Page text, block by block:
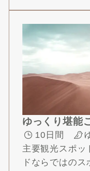
ゆっくり堪能
10日間
主要観光スポッ
ドならではの